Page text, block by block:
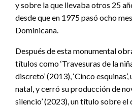
y sobre la que llevaba otros 25
desde que en 1975 pasó ocho
Dominicana.
Después de esta monumental
títulos como ‘Travesuras de la
discreto’ (2013), ‘Cinco
natal, y cerró su producción de
silencio’ (2023), un título sobre el